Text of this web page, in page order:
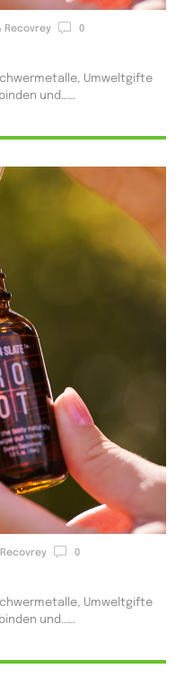
Recovrey 0
Umweltgifte
und…
0
Umweltgifte
und…